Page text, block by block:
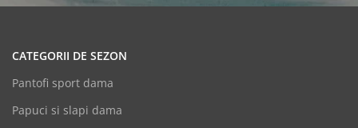
CATEGORII DE SEZON
Pantofi sport dama
Papuci si slapi dama